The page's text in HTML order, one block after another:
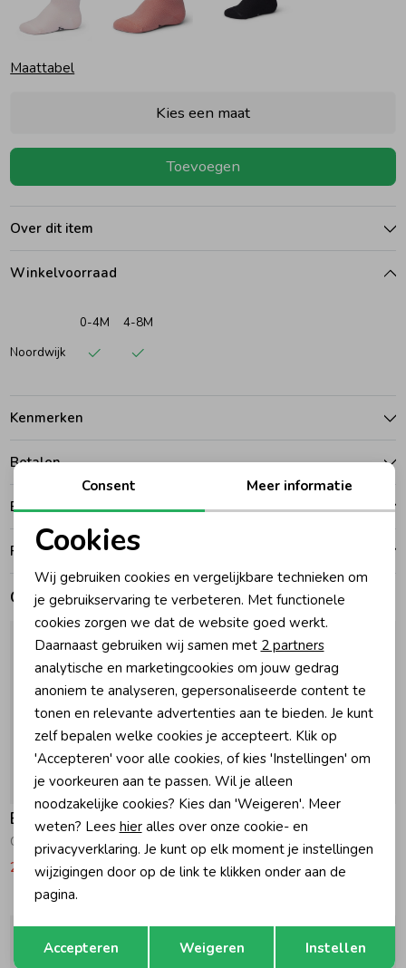
Ondergoed
Zomeraccessoires
Beenmode
Blouses
Leggings
Rompers
Ondergoed
Kledingaccessoires
Winteraccessoires
Maattabel
Kies een maat
Toevoegen
Over dit item
Winkelvoorraad
0-4M
4-8M
Noordwijk
Kenmerken
Betalen
Bezorgen of ophalen
Ruilen en retouren
Gerelateerde producten
-50% korting
Bonnie Doon
Cable Kniekousen Organic Dark Blue
2,97 5,95
Bonnie Doon
6,47 12,95
Noodzakelijke cookies
Personalisatie cookies
Analytische cookies
Marketing cookies
Opslaan
Consent Meer informatie
Cookies
Wij gebruiken cookies en vergelijkbare technieken om
je gebruikservaring te verbeteren. Met functionele
cookies zorgen we dat de website goed werkt.
Daarnaast gebruiken wij samen met 2 partners
analytische en marketingcookies om jouw gedrag
anoniem te analyseren, gepersonaliseerde content te
tonen en relevante advertenties aan te bieden. Je kunt
zelf bepalen welke cookies je accepteert. Klik op
'Accepteren' voor alle cookies, of kies 'Instellingen' om
je voorkeuren aan te passen. Wil je alleen
noodzakelijke cookies? Kies dan 'Weigeren'. Meer
weten? Lees hieralles over onze cookie- en
privacyverklaring. Je kunt op elk moment je instellingen
wijzigingen door op de link te klikken onder aan de
pagina.
Accepteren Weigeren Instellen